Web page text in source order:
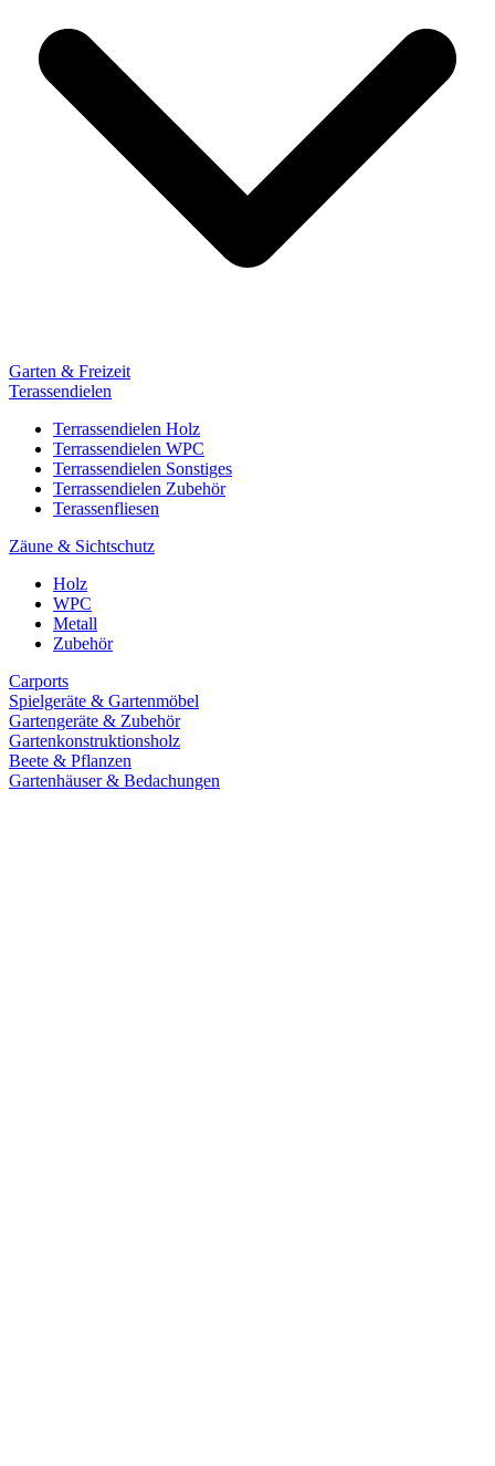
Garten & Freizeit
Terassendielen
Terrassendielen Holz
Terrassendielen WPC
Terrassendielen Sonstiges
Terrassendielen Zubehör
Terassenfliesen
Zäune & Sichtschutz
Holz
WPC
Metall
Zubehör
Carports
Spielgeräte & Gartenmöbel
Gartengeräte & Zubehör
Gartenkonstruktionsholz
Beete & Pflanzen
Gartenhäuser & Bedachungen